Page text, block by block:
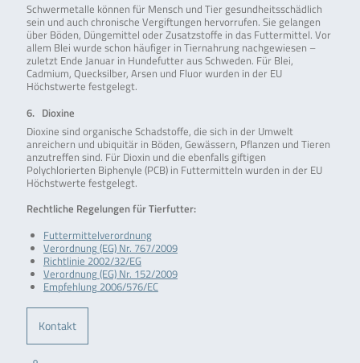
Schwermetalle können für Mensch und Tier gesundheitsschädlich
sein und auch chronische Vergiftungen hervorrufen. Sie gelangen
über Böden, Düngemittel oder Zusatzstoffe in das Futtermittel. Vor
allem Blei wurde schon häufiger in Tiernahrung nachgewiesen –
zuletzt Ende Januar in Hundefutter aus Schweden. Für Blei,
Cadmium, Quecksilber, Arsen und Fluor wurden in der EU
Höchstwerte festgelegt.
6. Dioxine
Dioxine sind organische Schadstoffe, die sich in der Umwelt
anreichern und ubiquitär in Böden, Gewässern, Pflanzen und Tieren
anzutreffen sind. Für Dioxin und die ebenfalls giftigen
Polychlorierten Biphenyle (PCB) in Futtermitteln wurden in der EU
Höchstwerte festgelegt.
Rechtliche Regelungen für Tierfutter:
Futtermittelverordnung
Verordnung (EG) Nr. 767/2009
Richtlinie 2002/32/EG
Verordnung (EG) Nr. 152/2009
Empfehlung 2006/576/EC
Kontakt